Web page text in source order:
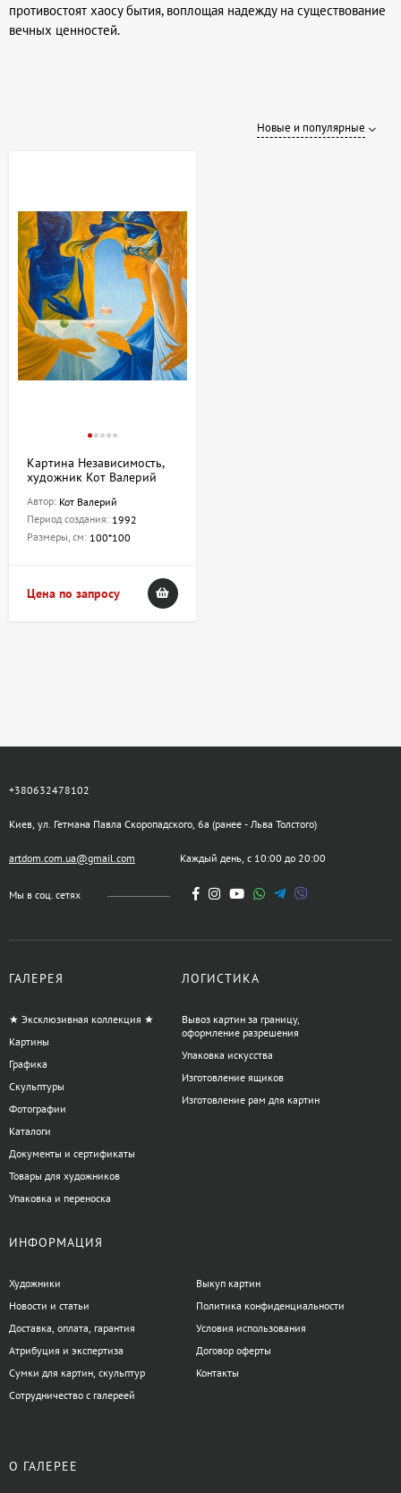
противостоят хаосу бытия, воплощая надежду на существование
вечных ценностей.
Новые и популярные
Картина Независимость,
художник Кот Валерий
Автор: Кот Валерий
Период создания: 1992
Размеры, см: 100*100
Цена по запросу
+380632478102
Киев, ул. Гетмана Павла Скоропадского, 6а (ранее - Льва Толстого)
artdom.com.ua@gmail.com Каждый день, с 10:00 до 20:00
Мы в соц. сетях
ГАЛЕРЕЯ
★ Эксклюзивная коллекция ★
Картины
Графика
Скульптуры
Фотографии
Каталоги
Документы и сертификаты
Товары для художников
Упаковка и переноска
ЛОГИСТИКА
Вывоз картин за границу,
оформление разрешения
Упаковка искусства
Изготовление ящиков
Изготовление рам для картин
ИНФОРМАЦИЯ
Художники
Новости и статьи
Доставка, оплата, гарантия
Атрибуция и экспертиза
Сумки для картин, скульптур
Сотрудничество с галереей
Выкуп картин
Политика конфиденциальности
Условия использования
Договор оферты
Контакты
О ГАЛЕРЕЕ